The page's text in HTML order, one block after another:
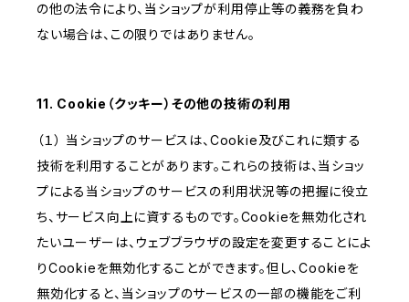
の他の法令により、当ショップが利用停止等の義務を負わ
ない場合は、この限りではありません。
11. Cookie（クッキー）その他の技術の利用
（１） 当ショップのサービスは、Cookie及びこれに類する
技術を利用することがあります。これらの技術は、当ショッ
プによる当ショップのサービスの利用状況等の把握に役立
ち、サービス向上に資するものです。Cookieを無効化され
たいユーザーは、ウェブブラウザの設定を変更することによ
りCookieを無効化することができます。但し、Cookieを
無効化すると、当ショップのサービスの一部の機能をご利